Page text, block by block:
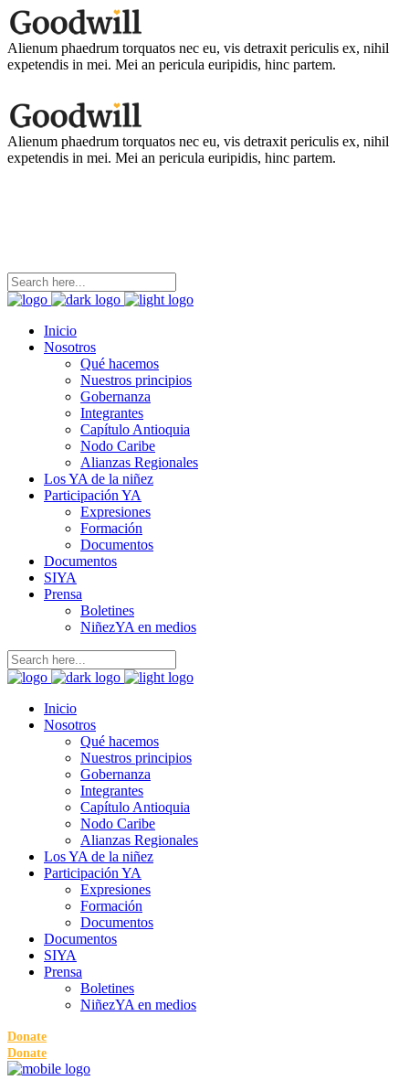
Alienum phaedrum torquatos nec eu, vis detraxit periculis ex, nihil
expetendis in mei. Mei an pericula euripidis, hinc partem.
Alienum phaedrum torquatos nec eu, vis detraxit periculis ex, nihil
expetendis in mei. Mei an pericula euripidis, hinc partem.
Inicio
Nosotros
Qué hacemos
Nuestros principios
Gobernanza
Integrantes
Capítulo Antioquia
Nodo Caribe
Alianzas Regionales
Los YA de la niñez
Participación YA
Expresiones
Formación
Documentos
Documentos
SIYA
Prensa
Boletines
NiñezYA en medios
Inicio
Nosotros
Qué hacemos
Nuestros principios
Gobernanza
Integrantes
Capítulo Antioquia
Nodo Caribe
Alianzas Regionales
Los YA de la niñez
Participación YA
Expresiones
Formación
Documentos
Documentos
SIYA
Prensa
Boletines
NiñezYA en medios
Donate
Donate